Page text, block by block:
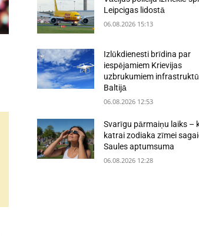
Leipcigas lidostā
06.08.2026 15:13
Izlūkdienesti brīdina par
iespējamiem Krievijas
uzbrukumiem
Baltijā
06.08.2026 12:53
Svarīgu pārmaiņu laiks –
katrai zodiaka zīmei
Saules aptumsuma
06.08.2026 12:28